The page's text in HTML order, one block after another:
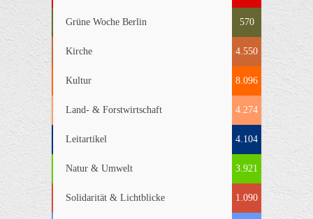
Grüne Woche Berlin 570
Kirche 4.550
Kultur 8.096
Land- & Forstwirtschaft 4.274
Leitartikel 4.104
Natur & Umwelt 3.921
Solidarität & Lichtblicke 1.090